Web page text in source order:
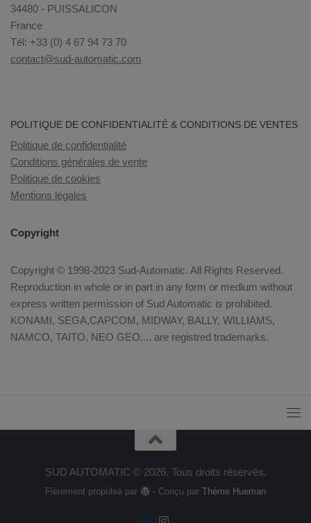
34480 - PUISSALICON
France
Tél: +33 (0) 4 67 94 73 70
contact@sud-automatic.com
POLITIQUE DE CONFIDENTIALITÉ & CONDITIONS DE VENTES
Politique de confidentialité
Conditions générales de vente
Politique de cookies
Mentions légales
Copyright
Copyright © 1998-2023 Sud-Automatic. All Rights Reserved.
Reproduction in whole or in part in any form or medium without
express written permission of Sud Automatic is prohibited.
KONAMI, SEGA,CAPCOM, MIDWAY, BALLY, WILLIAMS,
NAMCO, TAITO, NEO GEO.... are registred trademarks.
SUD AUTOMATIC © 2026. Tous droits réservés.
Fièrement propulsé par - Conçu par Thème Hueman